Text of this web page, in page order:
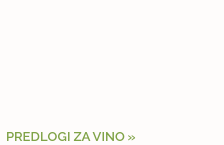
PREDLOGI ZA VINO